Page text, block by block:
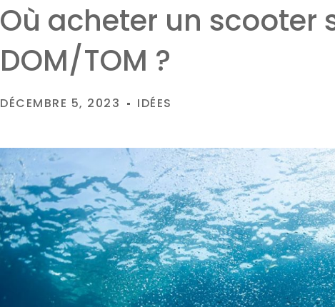
Où acheter un scooter
DOM/TOM ?
DÉCEMBRE 5, 2023 IDÉES